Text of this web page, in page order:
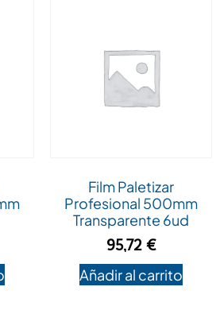
Film Paletizar
Profesional 500mm
Transparente 6ud
95,72 €
Añadir al carrito